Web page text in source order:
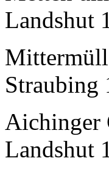
Landshut
Straubing
Aichinger
Landshut